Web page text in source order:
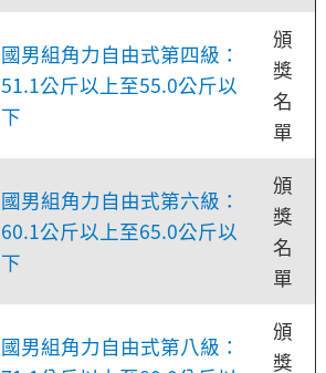
國男組角力自由式第四級：
51.1公斤以上至55.0公斤以
下
頒
獎
名
單
國男組角力自由式第六級：
60.1公斤以上至65.0公斤以
下
頒
獎
名
單
國男組角力自由式第八級：
頒
獎